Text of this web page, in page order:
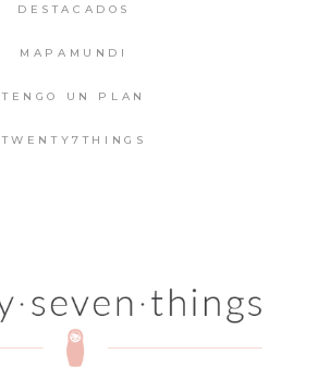
DESTACADOS
MAPAMUNDI
TENGO UN PLAN
TWENTY7THINGS